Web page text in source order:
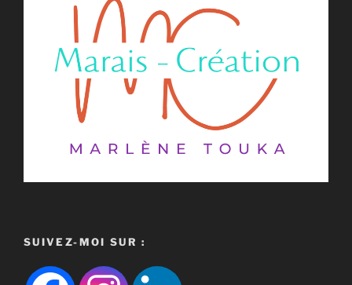
SUIVEZ-MOI SUR :